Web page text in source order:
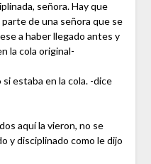
señora. Hay que
de una señora que se
a haber llegado antes y
la cola original-
estaba en la cola. -dice
aquí la vieron, no se
y disciplinado como le dijo